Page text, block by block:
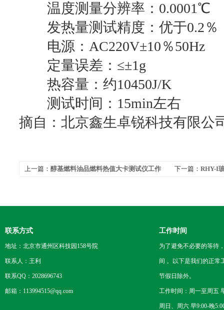
温度测量分辨率：0.0001℃
发热量测试精度：优于0.2％
电源：AC220V±10％50Hz
定量误差：≤±1g
热容量：约10450J/K
测试时间：15min左右
摘自：北京鑫生卓锐科技有限公
上一篇： 醇基燃料油品燃料热值大卡测试仪工作
下一篇： RHY-I
联系方式
地址：北京市通州区科技园158号院
联系人：王利
联系QQ：2028696743
邮箱：113994515@qq.com
工作时间
为了避免不必要的等待
间 。以下是我们的正常
节假日除外。
工作时间：周一至周五
周日、周六 早9:00-晚